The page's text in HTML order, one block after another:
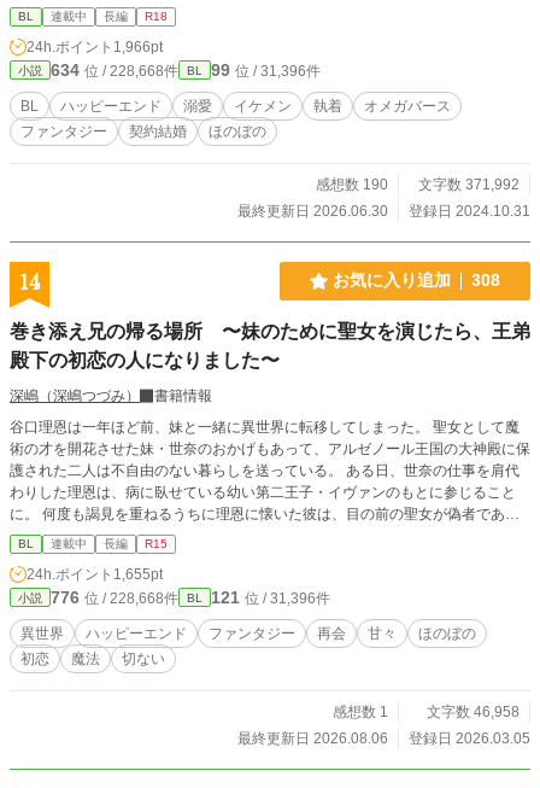
ている間に、変な話になってきた。 契約結婚？ 期間三年？
その間は好きに勉強していい。その後も、生活の面倒は見
る。デメリットは、戸籍にバツイチがつくこと。え、全然い
いかも……。お願いします！ トリプルエスランク、紫の瞳を
持つスーパーαのエリートの瑛士さんの、超高級マンション。
最上階の隣の部屋。もし番になりたい人が居たら一緒に暮ら
してもいいよとか言うけど、一番勉強がしたいので！ 恋と
以外は絡む必要もない、はずだったのに、なぜか瑛士さん
は、オレの部屋を訪ねてくる。そんな豪華でもない普通のオ
いですけど」そんな日々が続く。いろいろ距離がちかくなっ
てきたある時、久しぶりにヒート。三日間こもるんで来ない
に、一緒に居る、と、意味の分からない瑛士さん。一応抑制
剤はお互い打つけど、さすがにヒートは無理。出てってと言
ートを乗り越えてから関係が変わる。瑛士さん、なんかやた
ら、距離が近くてあますぎて。そんな時、色んなツテで、薬
を作る夢の話が盛り上がってくる。Ωの対応や治験に向けて
活動を開始するようになる。夢に少しずつ近づくような。そ
んな中、従来の抑制剤の治験の闇やΩたちへの許されない行
為を耳にする。少しずつ証拠をそろえていくと、それを良く
思わない連中が居て――。瑛士さんは、契約結婚をしてでも
身辺に煩わしいことをなくしたかったはずなのに、なぜかオ
レに関わってくる。仕事も忙しいのに、時間を見つけては、
側に居る。なんだか初の感覚。でもオレ、勉強しなきゃ！な
のに…？ と、αに可愛がられて翻弄されまくる話です。ぜひ
✨ 表紙:クボキリツ(@kbk_Ritsu)さま 素敵なイラストをあり
がとう…🩷✨
BL 連載中 長編 R18
24h.ポイント 1,966pt
小説 634 位 / 228,668件 BL 99 位 / 31,396件
BL ハッピーエンド 溺愛 イケメン 執着
オメガバース
ファンタジー
契約結婚 ほのぼの
感想数 190
文字数 371,992
最終更新日 2026.06.30
登録日 2024.10.31
14 お気に入り追加 308
巻き添え兄の帰る場所 〜妹のために聖女を演じたら、王弟
殿下の初恋の人になりました〜
深嶋（深嶋つづみ）
書籍情報
谷口理恩は一年ほど前、妹と一緒に異世界に転移してしまった。 聖女として魔
術の才を開花させた妹・世奈のおかげもあって、アルゼノール王国の大神殿に保
護された二人は不自由のない暮らしを送っている。 ある日、世奈の仕事を肩代
わりした理恩は、病に臥せている幼い第二王子・イヴァンのもとに参じること
に。 何度も謁見を重ねるうちに理恩に懐いた彼は、目の前の聖女が偽者である
ことに気付かぬまま、やがて理恩に求愛するが……。 数年後、アルゼノール王
国を出て世界中を巡っていた理恩は、とある国でイヴァンと再会する。 彼の知
る聖女は自分だったのだと言い出せぬまま、理恩はイヴァンと交流を続けること
になって――？ ☆旧タイトル『聖女を演じた巻き添え兄は、王弟殿下の求愛か
ら逃げられない』から改題しました(3/25)
BL 連載中 長編 R15
24h.ポイント 1,655pt
小説 776 位 / 228,668件 BL 121 位 / 31,396件
異世界 ハッピーエンド ファンタジー 再会 甘々
ほのぼの
初恋
魔法 切ない
感想数 1
文字数 46,958
最終更新日 2026.08.06
登録日 2026.03.05